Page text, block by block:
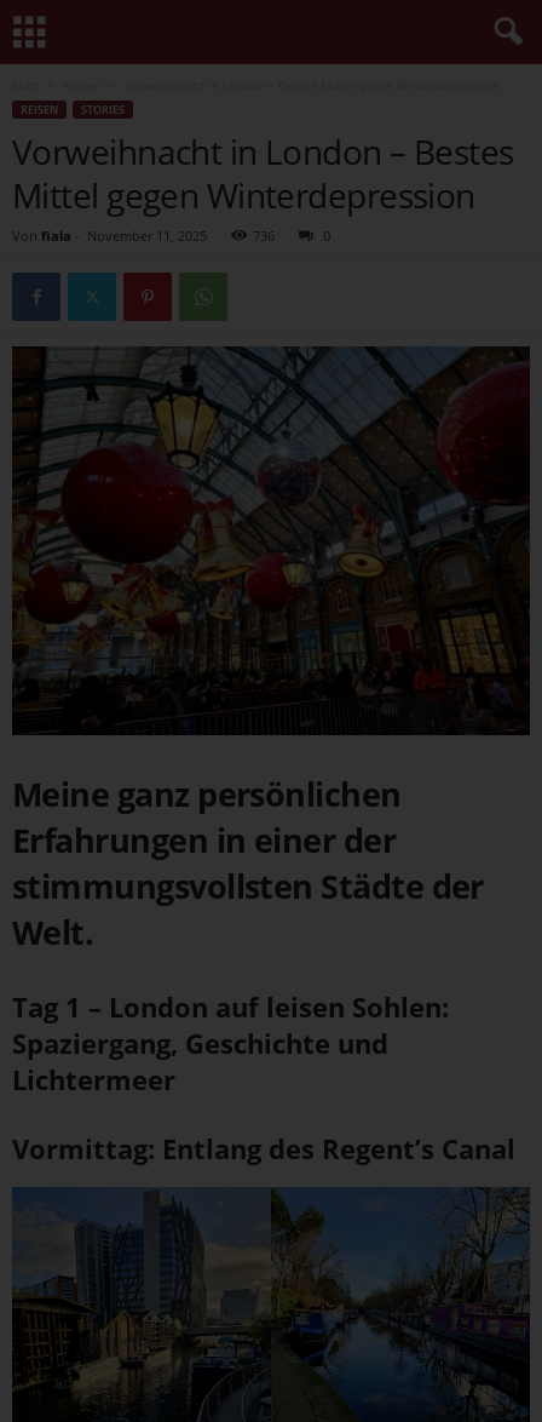
REISEN STORIES
Vorweihnacht in London – Bestes
Mittel gegen Winterdepression
Von fiala - November 11, 2025 736 0
Meine ganz persönlichen
Erfahrungen in einer der
stimmungsvollsten Städte der
Welt.
Tag 1 – London auf leisen Sohlen:
Spaziergang, Geschichte und
Lichtermeer
Vormittag: Entlang des Regent’s Canal